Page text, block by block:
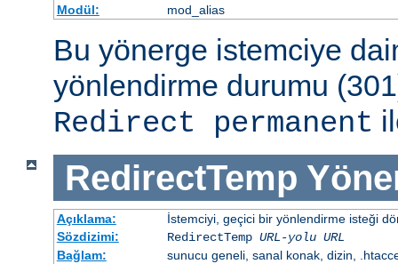
Modül:
mod_alias
Bu yönerge istemciye
yönlendirme durumu
Redirect permanent
RedirectTemp
Açıklama:
İstemciyi, geçici bir yönlendirme isteği
Sözdizimi:
RedirectTemp URL-yolu URL
Bağlam:
sunucu geneli, sanal konak, dizin,